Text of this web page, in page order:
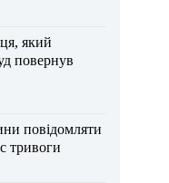
який
повернув
повідомляти
тривоги